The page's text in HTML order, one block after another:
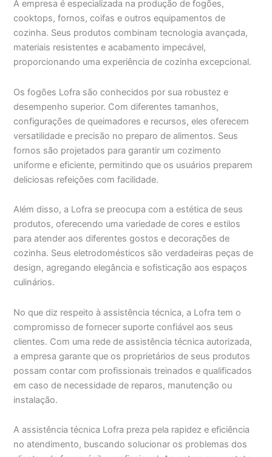
A empresa é especializada na produção de fogões,
cooktops, fornos, coifas e outros equipamentos de
cozinha. Seus produtos combinam tecnologia avançada,
materiais resistentes e acabamento impecável,
proporcionando uma experiência de cozinha excepcional.
Os fogões Lofra são conhecidos por sua robustez e
desempenho superior. Com diferentes tamanhos,
configurações de queimadores e recursos, eles oferecem
versatilidade e precisão no preparo de alimentos. Seus
fornos são projetados para garantir um cozimento
uniforme e eficiente, permitindo que os usuários preparem
deliciosas refeições com facilidade.
Além disso, a Lofra se preocupa com a estética de seus
produtos, oferecendo uma variedade de cores e estilos
para atender aos diferentes gostos e decorações de
cozinha. Seus eletrodomésticos são verdadeiras peças de
design, agregando elegância e sofisticação aos espaços
culinários.
No que diz respeito à assistência técnica, a Lofra tem o
compromisso de fornecer suporte confiável aos seus
clientes. Com uma rede de assistência técnica autorizada,
a empresa garante que os proprietários de seus produtos
possam contar com profissionais treinados e qualificados
em caso de necessidade de reparos, manutenção ou
instalação.
A assistência técnica Lofra preza pela rapidez e eficiência
no atendimento, buscando solucionar os problemas dos